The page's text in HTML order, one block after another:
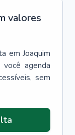
valores
em Joaquim
agenda
sem